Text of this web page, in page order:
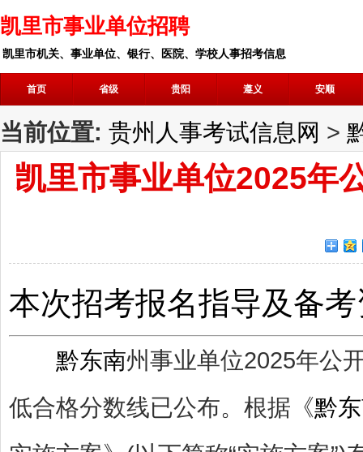
凯里市事业单位招聘
凯里市机关、事业单位、银行、医院、学校人事招考信息
首页 省级 贵阳 遵义 安顺
当前位置: 贵州人事考试信息网 >
凯里市事业单位2025年
本次招考报名指导及备
黔东南州事业单位2025年公
低合格分数线已公布。根据《黔